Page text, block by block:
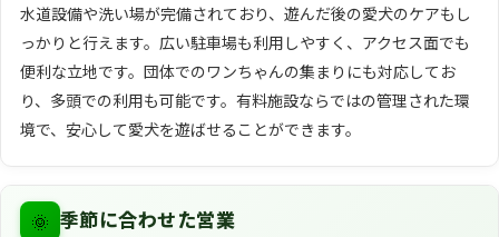
水道設備や洗い場が完備されており、遊んだ後の愛犬のケアもし
っかりと行えます。広い駐車場も利用しやすく、アクセス面でも
便利な立地です。団体でのワンちゃんの集まりにも対応してお
り、多頭での利用も可能です。有料施設ならではの管理された環
境で、安心して愛犬を遊ばせることができます。
🌞 季節に合わせた営業